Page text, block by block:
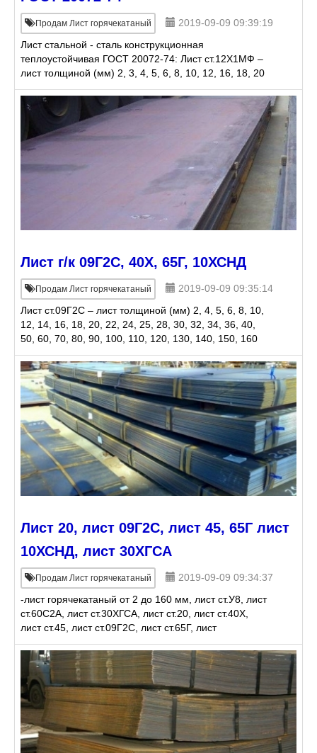
Продам Лист горячекатаный
2019-09-09 09:39:19
Лист стальной - сталь конструкционная
теплоустойчивая ГОСТ 20072-74: Лист ст.12Х1МФ –
лист толщиной (мм) 2, 3, 4, 5, 6, 8, 10, 12, 16, 18, 20
(лист стальной горячекатаный). Лист ст.12ХМ – лист
толщи
Лист г/к 09Г2С, 40Х, 65Г, 10ХСНД
Продам Лист горячекатаный
2019-09-09 09:35:14
Лист ст.09Г2С – лист толщиной (мм) 2, 4, 5, 6, 8, 10,
12, 14, 16, 18, 20, 22, 24, 25, 28, 30, 32, 34, 36, 40,
50, 60, 70, 80, 90, 100, 110, 120, 130, 140, 150, 160
(лист стальной горячекатаный). Лист
Лист 20, лист 09Г2С, лист 45, 65Г лист
10ХСНД, лист 30ХГСА
Продам Лист горячекатаный
2019-09-09 09:34:37
-лист горячекатаный от 2 до 160 мм, лист ст.У8, лист
ст.60С2А, лист ст.30ХГСА, лист ст.20, лист ст.40Х,
лист ст.45, лист ст.09Г2С, лист ст.65Г, лист
ст.10ХСНД,